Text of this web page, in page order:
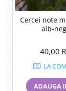
Cercei note muzicale in
alb-
40,00
LA
ADAUGA